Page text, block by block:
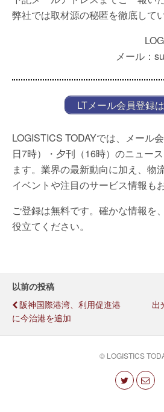
弊社では取材源の秘匿を徹底してい
メール：
LTメール会員登録
LOGISTICS TODAYでは、メール
日7時）・夕刊（16時）のニュー
ます。業界の最新動向に加え、物
イベントや注目のサービス情報も
ご登録は無料です。確かな情報を
役立てください。
以前の投稿
阪神国際港湾、利用促進港
に今治港を追加
出
© LOGISTICS